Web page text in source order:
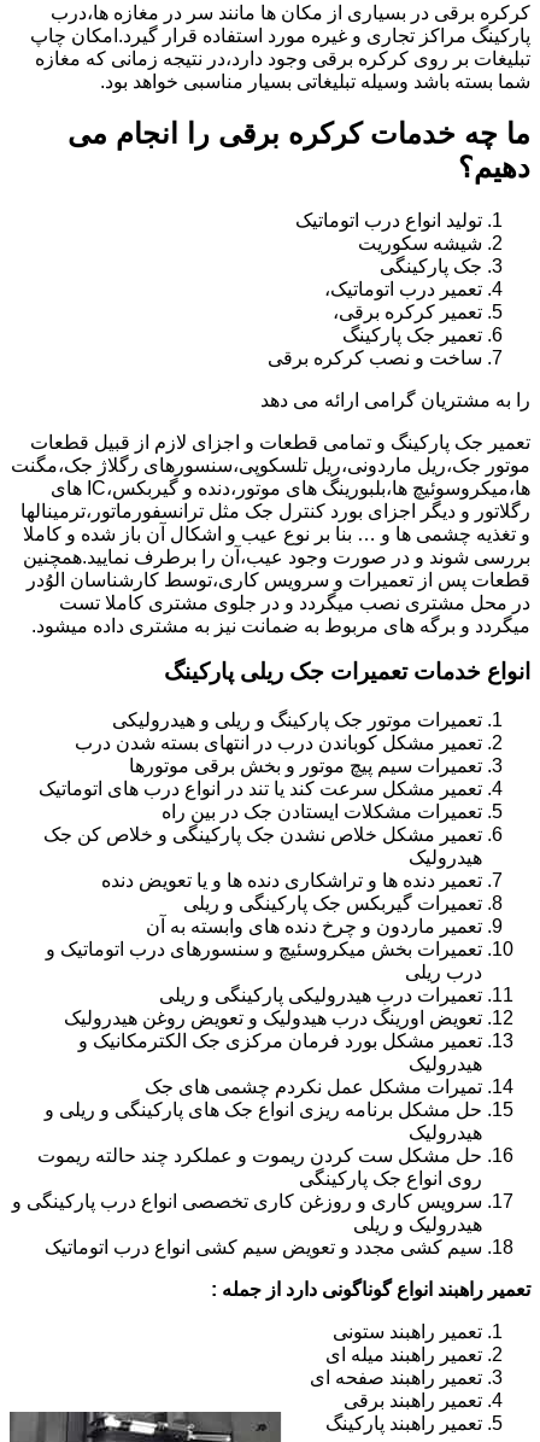
کرکره برقی در بسیاری از مکان ها مانند سر در مغازه ها،درب
پارکینگ مراکز تجاری و غیره مورد استفاده قرار گیرد.امکان چاپ
تبلیغات بر روی کرکره برقی وجود دارد،در نتیجه زمانی که مغازه
شما بسته باشد وسیله تبلیغاتی بسیار مناسبی خواهد بود.
ما چه خدمات کرکره برقی را انجام می
دهیم؟
تولید انواع درب اتوماتیک
شیشه سکوریت
جک پارکینگی
تعمیر درب اتوماتیک،
تعمیر کرکره برقی،
تعمیر جک پارکینگ
ساخت و نصب کرکره برقی
را به مشتریان گرامی ارائه می دهد
تعمیر جک پارکینگ و تمامی قطعات و اجزای لازم از قبیل قطعات
موتور جک،ریل ماردونی،ریل تلسکوپی،سنسورهای رگلاژ جک،مگنت
ها،میکروسوئیچ ها،بلبورینگ های موتور،دنده و گیربکس،IC های
رگلاتور و دیگر اجزای بورد کنترل جک مثل ترانسفورماتور،ترمینالها
و تغذیه چشمی ها و … بنا بر نوع عیب و اشکال آن باز شده و کاملا
بررسی شوند و در صورت وجود عیب،آن را برطرف نمایید.همچنین
قطعات پس از تعمیرات و سرویس کاری،توسط کارشناسان الوُدر
در محل مشتری نصب میگردد و در جلوی مشتری کاملا تست
میگردد و برگه های مربوط به ضمانت نیز به مشتری داده میشود.
انواع خدمات تعمیرات جک ریلی پارکینگ
تعمیرات موتور جک پارکینگ و ریلی و هیدرولیکی
تعمیر مشکل کوباندن درب در انتهای بسته شدن درب
تعمیرات سیم پیچ موتور و بخش برقی موتورها
تعمیر مشکل سرعت کند یا تند در انواع درب های اتوماتیک
تعمیرات مشکلات ایستادن جک در بین راه
تعمیر مشکل خلاص نشدن جک پارکینگی و خلاص کن جک
هیدرولیک
تعمیر دنده ها و تراشکاری دنده ها و یا تعویض دنده
تعمیرات گیربکس جک پارکینگی و ریلی
تعمیر ماردون و چرخ دنده های وابسته به آن
تعمیرات بخش میکروسئیچ و سنسورهای درب اتوماتیک و
درب ریلی
تعمیرات درب هیدرولیکی پارکینگی و ریلی
تعویض اورینگ درب هیدولیک و تعویض روغن هیدرولیک
تعمیر مشکل بورد فرمان مرکزی جک الکترمکانیک و
هیدرولیک
تمیرات مشکل عمل نکردم چشمی های جک
حل مشکل برنامه ریزی انواع جک های پارکینگی و ریلی و
هیدرولیک
حل مشکل ست کردن ریموت و عملکرد چند حالته ریموت
روی انواع جک پارکینگی
سرویس کاری و روزغن کاری تخصصی انواع درب پارکینگی و
هیدرولیک و ریلی
سیم کشی مجدد و تعویض سیم کشی انواع درب اتوماتیک
تعمیر راهبند انواع گوناگونی دارد از جمله :
تعمیر راهبند ستونی
تعمیر راهبند میله ای
تعمیر راهبند صفحه ای
تعمیر راهبند برقی
تعمیر راهبند پارکینگ